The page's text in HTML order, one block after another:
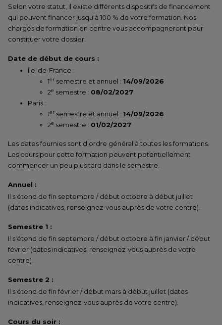
Selon votre statut, il existe différents dispositifs de financement
qui peuvent financer jusqu'à 100 % de votre formation. Nos
chargés de formation en centre vous accompagneront pour
constituer votre dossier.
Date de début de cours :
Île-de-France :
1er semestre et annuel : 14/09/2026
2e semestre : 08/02/2027
Paris :
1er semestre et annuel : 14/09/2026
2e semestre : 01/02/2027
Les dates fournies sont d'ordre général à toutes les formations.
Les cours pour cette formation peuvent potentiellement
commencer un peu plus tard dans le semestre.
Annuel :
Il s'étend de fin septembre / début octobre à début juillet
(dates indicatives, renseignez-vous auprès de votre centre).
Semestre 1 :
Il s'étend de fin septembre / début octobre à fin janvier / début
février (dates indicatives, renseignez-vous auprès de votre
centre).
Semestre 2 :
Il s'étend de fin février / début mars à début juillet (dates
indicatives, renseignez-vous auprès de votre centre).
Cours du soir :